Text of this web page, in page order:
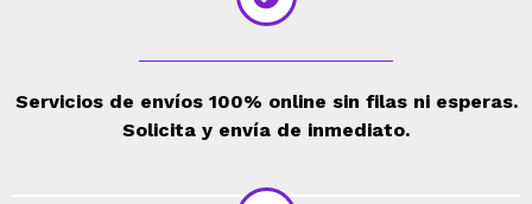
Servicios de envíos 100% online sin filas ni esperas.
Solicita y envía de inmediato.